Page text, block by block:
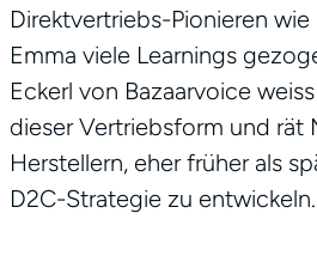
Direktvertriebs-Pionieren
Emma viele Learnings
Eckerl von Bazaarvoice
dieser Vertriebsform und rät
Herstellern, eher früher als
D2C-Strategie zu entwickeln.